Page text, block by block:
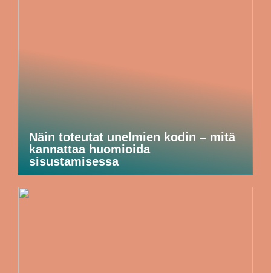
Näin toteutat unelmien kodin – mitä
kannattaa huomioida
sisustamisessa